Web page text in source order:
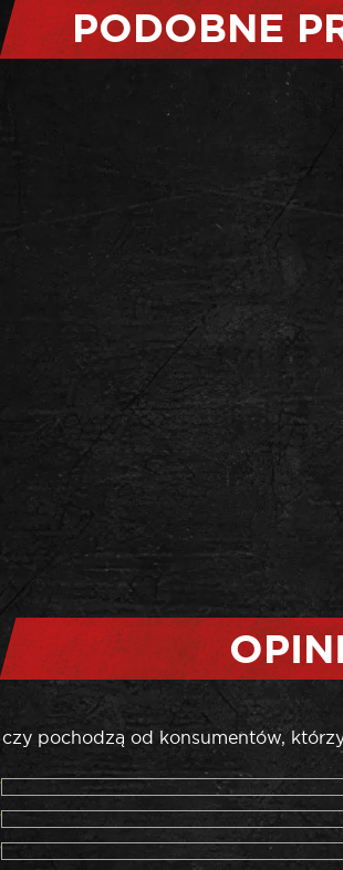
PODOBNE
pochodzą od konsumentów,